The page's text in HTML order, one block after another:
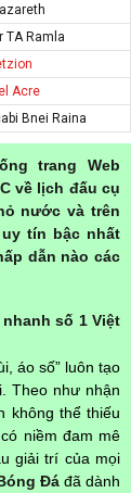
TA Ramla
Acre
Bnei Raina
trang Web
về lịch đấu cụ
nước và trên
tín bậc nhất
dẫn nào các
số 1 Việt
áo số” luôn tạo
Theo như nhận
không thể thiếu
niềm đam mê
giải trí của mọi
Đá đã dành